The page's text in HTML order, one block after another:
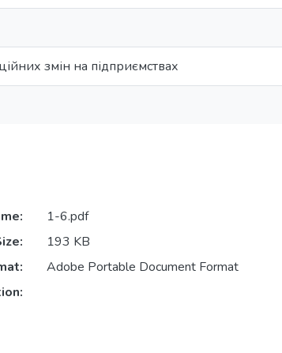
змін на підприємствах
1-6.pdf
193 KB
Adobe Portable Document Format